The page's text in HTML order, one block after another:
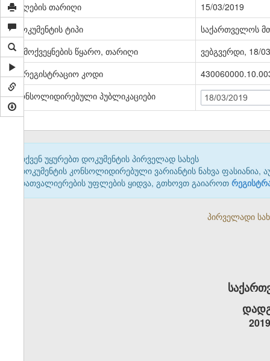
მიღების თარიღი
15/03/2019
დოკუმენტის ტიპი
საქართველოს
გამოქვეყნების წყარო, თარიღი
ვებგვერდი, 18/
სარეგისტრაციო კოდი
კონსოლიდირებული პუბლიკაციები
18/03/2019
თქვენ უყურებთ დოკუმენტის პირველად სახეს
დოკუმენტის კონსოლიდირებული ვარიანტის ნახვა ფასიანია,
დათვალიერების უფლების ყიდვა, გთხოვთ გაიაროთ
პირველადი